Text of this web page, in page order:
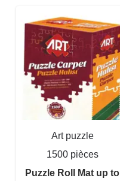
Art puzzle
1500 pièces
Puzzle Roll Mat up to